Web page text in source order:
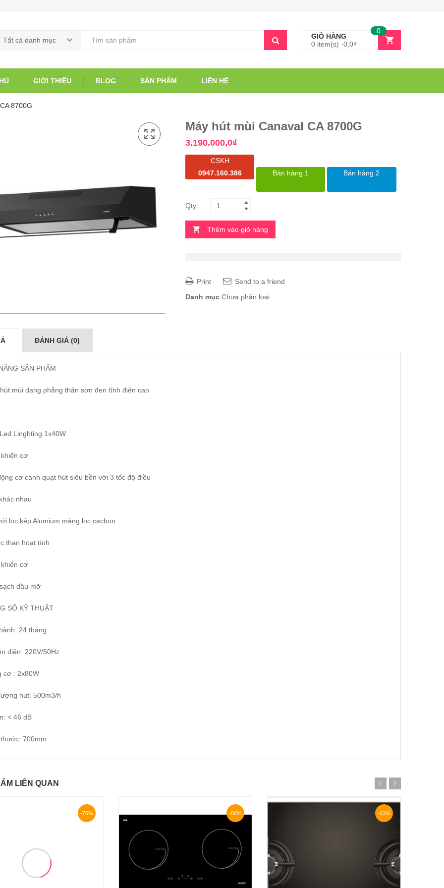
Tất cả danh mục
GIỎ HÀNG
0 item(s) -0,0₫
0
GIỚI THIỆU BLOG SẢN PHẨM LIÊN HỆ
8700G
Máy hút mùi Canaval CA 8700G
3.190.000,0₫
CSKH
0947.160.386
Bán hàng 1 Bán hàng 2
Thêm vào giỏ hàng
Print
Send to a friend
Danh mục Chưa phân loại
ĐÁNH GIÁ (0)
SẢN PHẨM
mùi dạng phẳng thân sơn đen tĩnh điện cao
Linghting 1x40W
cơ
cơ cánh quạt hút siêu bền với 3 tốc độ điều
nhau
lọc kép Alumium màng lọc cacbon
than hoạt tính
cơ
dầu mỡ
SỐ KỸ THUẬT
24 tháng
điện: 220V/50Hz
cơ : 2x80W
hút: 500m3/h
< 46 dB
700mm
LIÊN QUAN
-70% -86% -63%